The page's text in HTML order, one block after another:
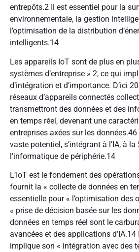
entrepôts.2 Il est essentiel pour la
environnementale, la gestion
l’optimisation de la distribution
intelligents.14
Les appareils IoT sont de plus en
systèmes d’entreprise » 2, ce qui
d’intégration et d’importance. D’ici
réseaux d’appareils connectés
transmettront des données et des
en temps réel, devenant une
entreprises axées sur les données.46
vaste potentiel, s’intégrant à l’IA, à la
l’informatique de périphérie.14
L’IoT est le fondement des
fournit la « collecte de données en
essentielle pour « l’optimisation des
« prise de décision basée sur les
données en temps réel sont le
avancées et des applications d’IA.14
implique son « intégration avec des